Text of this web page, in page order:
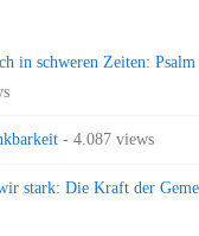
in schweren Zeiten:
- 4.087 views
stark: Die Kraft der